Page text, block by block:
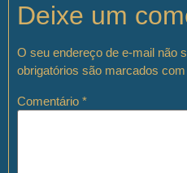
Deixe um
O seu endereço de e-mail não
obrigatórios são marcados com
Comentário *